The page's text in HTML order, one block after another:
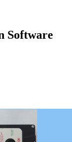
Software